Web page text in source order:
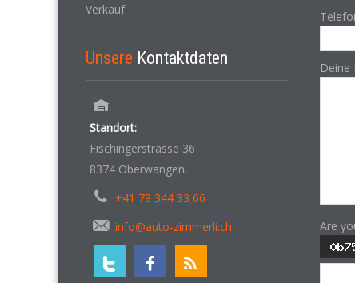
Verkauf
Unsere Kontaktdaten
Standort:
Fischingerstrasse 36
8374 Oberwangen.
+41 79 344 33 66
info@auto-zimmerli.ch
Deine
Are